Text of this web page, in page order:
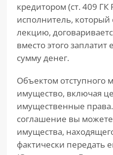
кредитором (ст. 409
исполнитель, который
лекцию,
вместо этого
сумму денег.
Объектом отступного
имущество, включая
имущественные
соглашение вы
имущества,
фактически передать